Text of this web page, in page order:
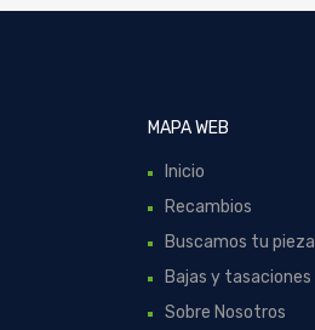
MAPA WEB
Inicio
Recambios
Buscamos tu pieza
Bajas y tasaciones
Sobre Nosotros